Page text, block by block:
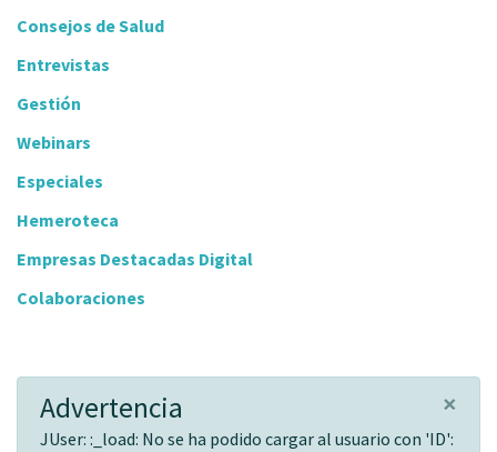
Consejos de Salud
Entrevistas
Gestión
Webinars
Especiales
Hemeroteca
Empresas Destacadas Digital
Colaboraciones
×
Advertencia
JUser: :_load: No se ha podido cargar al usuario con 'ID':